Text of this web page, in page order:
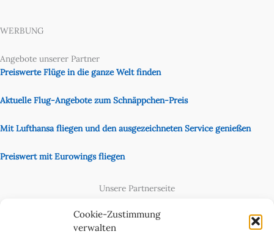
Cookie-Zustimmung
verwalten
WERBUNG
Angebote unserer Partner
Preiswerte Flüge in die ganze Welt finden
Aktuelle Flug-Angebote zum Schnäppchen-Preis
Mit Lufthansa fliegen und den ausgezeichneten Service genießen
Preiswert mit Eurowings fliegen
Unsere Partnerseite